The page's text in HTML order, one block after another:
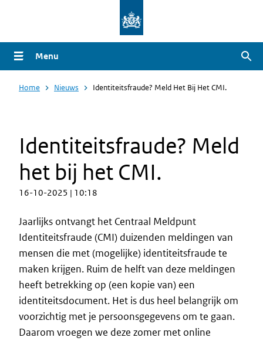
naar
de
gaan
Menu
Home Nieuws Identiteitsfraude? Meld Het Bij Het CMI.
Identiteitsfraude? Meld
het bij het CMI.
16-10-2025 | 10:18
Jaarlijks ontvangt het Centraal Meldpunt
Identiteitsfraude (CMI) duizenden meldingen van
mensen die met (mogelijke) identiteitsfraude te
maken krijgen. Ruim de helft van deze meldingen
heeft betrekking op (een kopie van) een
identiteitsdocument. Het is dus heel belangrijk om
voorzichtig met je persoonsgegevens om te gaan.
Daarom vroegen we deze zomer met online